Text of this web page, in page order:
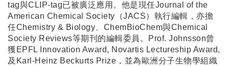
tag與CLIP-tag已被廣泛應用。他是現任Journal of the
American Chemical Society（JACS）執行編輯，亦擔
任Chemistry & Biology、ChemBioChem與Chemical
Society Reviews等期刊的編輯委員。Prof. Johnsson曾
獲EPFL Innovation Award, Novartis Lectureship Award,
及Karl-Heinz Beckurts Prize，並為歐洲分子生物學組織